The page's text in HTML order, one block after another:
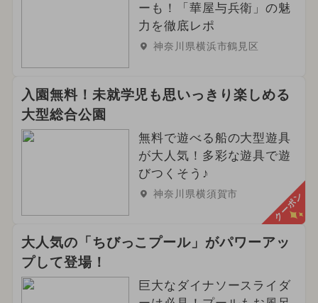
ーも！「華屋与兵衛」の魅
力を徹底レポ
神奈川県横浜市鶴見区
入園無料！未就学児も思いっきり楽しめる
大型総合公園
無料で遊べる船の大型遊具
が大人気！多彩な遊具で遊
びつくそう♪
神奈川県横須賀市 クーポン
大人気の「ちびっこプール」がパワーアッ
プして登場！
巨大なダイナソースライダ